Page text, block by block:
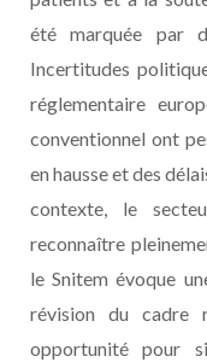
été marquée par
Incertitudes
réglementaire
conventionnel ont
en hausse et des
contexte, le
reconnaître
le Snitem évoque
révision du cadre
opportunité pour